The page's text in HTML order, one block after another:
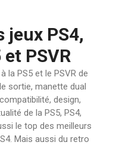
jeux PS4,
PSVR
la PS5 et le PSVR de
sortie, manette dual
design,
de la PS5, PS4,
le top des meilleurs
Mais aussi du retro